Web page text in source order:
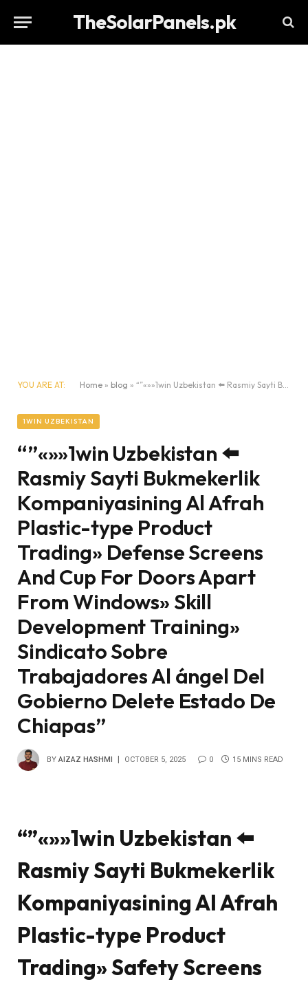
TheSolarPanels.pk
YOU ARE AT: Home » blog » “”«»»1win Uzbekistan ⬅️ Rasmiy Sayti Bukmekerlik Kompaniyasining Al Afrah Plastic-type Product Trading» Defense Screens And Cup For Doors Apart From Windows» Skill Development Training» Sindicato Sobre Trabajadores Al ángel Del Gobierno Delete Estado De Chiapas”
1WIN UZBEKISTAN
“”«»»1win Uzbekistan ⬅️
Rasmiy Sayti Bukmekerlik
Kompaniyasining Al Afrah
Plastic-type Product
Trading» Defense Screens
And Cup For Doors Apart
From Windows» Skill
Development Training»
Sindicato Sobre
Trabajadores Al ángel Del
Gobierno Delete Estado De
Chiapas”
BY AIZAZ HASHMI OCTOBER 5, 2025 0 15 MINS READ
“”«»»1win Uzbekistan ⬅️
Rasmiy Sayti Bukmekerlik
Kompaniyasining Al Afrah
Plastic-type Product
Trading» Safety Screens